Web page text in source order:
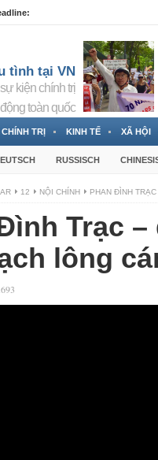
tình tại VN
kiện chính trị
toàn quốc
CHÍNH TRỊ KINH TẾ XÃ HỘI
RUSSISCH
12 NỘI CHÍNH PHAN ĐÌNH
Trạc
lông